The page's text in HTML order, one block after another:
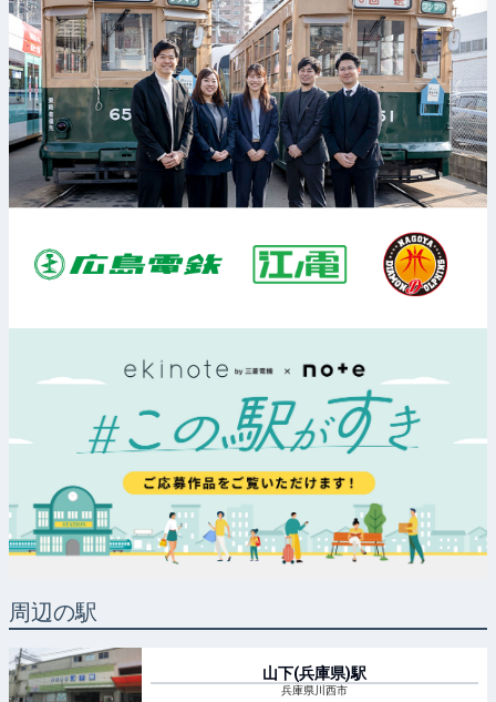
周辺の駅
山下(兵庫県)駅
兵庫県川西市